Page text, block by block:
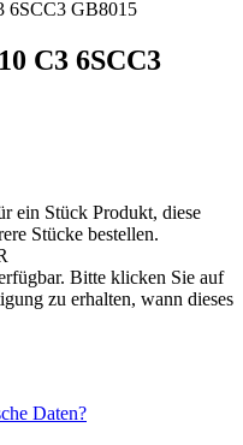
C3 6SCC3
ein Stück Produkt, diese
Stücke bestellen.
Bitte klicken Sie auf
zu erhalten, wann dieses
Daten?